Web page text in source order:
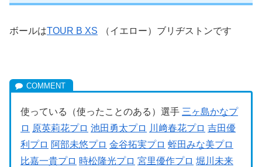
ボールはTOUR B XS （イエロー）ブリヂストンです
使っている（使ったことのある）選手 三ヶ島かなプ
ロ 原英莉花プロ 池田勇太プロ 川﨑春花プロ 吉田優
利プロ 阿部未悠プロ 金谷拓実プロ 蛭田みな美プロ
比嘉一貴プロ 時松隆光プロ 宮里優作プロ 堀川未来